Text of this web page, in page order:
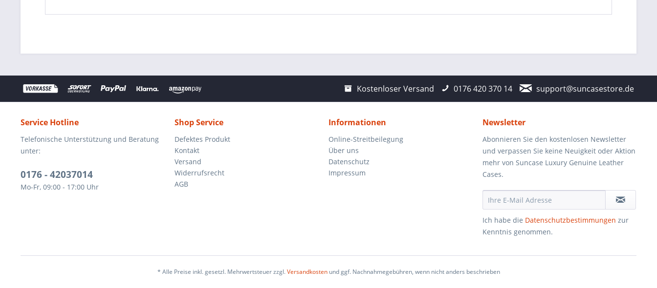
Kostenloser Versand 0176 420 370 14 support@suncasestore.de
Service Hotline
Telefonische Unterstützung und Beratung
unter:
0176 - 42037014
Mo-Fr, 09:00 - 17:00 Uhr
Shop Service
Defektes Produkt
Kontakt
Versand
Widerrufsrecht
AGB
Informationen
Online-Streitbeilegung
Über uns
Datenschutz
Impressum
Newsletter
Abonnieren Sie den kostenlosen Newsletter
und verpassen Sie keine Neuigkeit oder Aktion
mehr von Suncase Luxury Genuine Leather
Cases.
Ich habe die Datenschutzbestimmungen zur
Kenntnis genommen.
* Alle Preise inkl. gesetzl. Mehrwertsteuer zzgl.Versandkostenund ggf. Nachnahmegebühren, wenn nicht anders beschrieben